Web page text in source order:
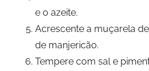
e o azeite.
Acrescente a muçarela
de manjericão.
Tempere com sal e